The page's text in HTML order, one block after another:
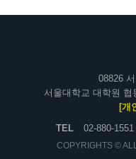
08826
서울대학교 대학원
[개
TEL
02-880-1551
COPYRIGHTS ©